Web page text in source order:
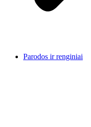
Parodos ir renginiai